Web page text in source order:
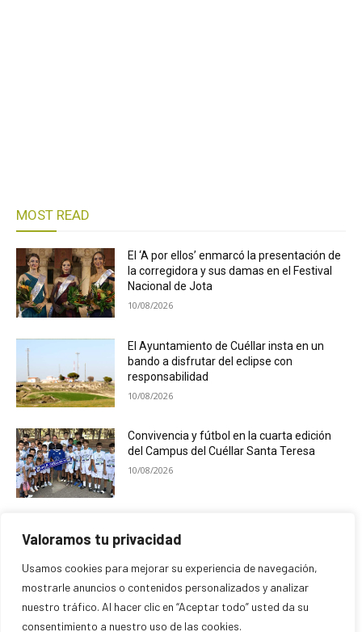
Valoramos tu privacidad
Usamos cookies para mejorar su experiencia de navegación,
mostrarle anuncios o contenidos personalizados y analizar
nuestro tráfico. Al hacer clic en “Aceptar todo” usted da su
consentimiento a nuestro uso de las cookies.
MOST READ
El ‘A por ellos’ enmarcó la presentación de
la corregidora y sus damas en el Festival
Nacional de Jota
10/08/2026
El Ayuntamiento de Cuéllar insta en un
bando a disfrutar del eclipse con
responsabilidad
10/08/2026
Convivencia y fútbol en la cuarta edición
del Campus del Cuéllar Santa Teresa
10/08/2026
dispositivo especial de seguridad por el
09/08/2026